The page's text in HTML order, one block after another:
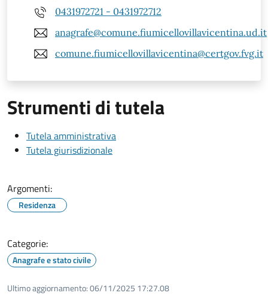
0431972721 - 0431972712
anagrafe@comune.fiumicellovillavicentina.ud.it
comune.fiumicellovillavicentina@certgov.fvg.it
Strumenti di tutela
Tutela amministrativa
Tutela giurisdizionale
Argomenti:
Residenza
Categorie:
Anagrafe e stato civile
Ultimo aggiornamento:06/11/2025 17:27.08